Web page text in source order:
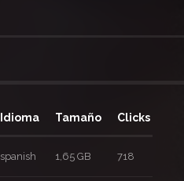
Idioma Tamaño Clicks
spanish 1,65 GB 718